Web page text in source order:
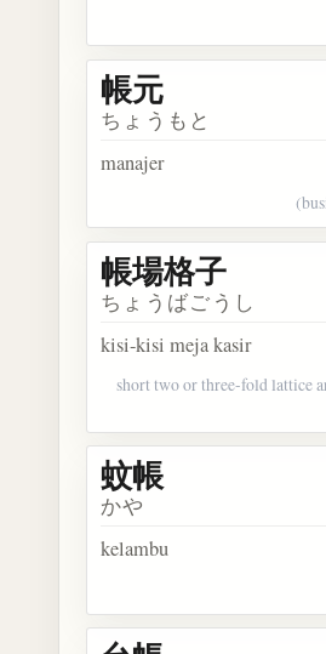
帳元
ちょうもと
manajer
帳場格子
ちょうばごうし
kisi-kisi meja kasir
short two or three-fold lattice
蚊帳
かや
kelambu